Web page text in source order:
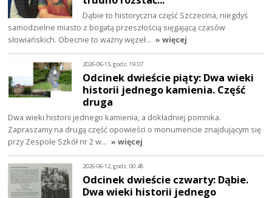
Dąbie to historyczna część Szczecina, niegdyś
samodzielne miasto z bogatą przeszłością sięgającą czasów
słowiańskich. Obecnie to ważny węzeł… » więcej
2026-06-15, godz. 19:07
Odcinek dwieście piąty: Dwa wieki
historii jednego kamienia. Część
druga
Dwa wieki historii jednego kamienia, a dokładniej pomnika.
Zapraszamy na drugą część opowieści o monumencie znajdującym się
przy Zespole Szkół nr 2 w… » więcej
2026-06-12, godz. 00:48
Odcinek dwieście czwarty: Dąbie.
Dwa wieki historii jednego